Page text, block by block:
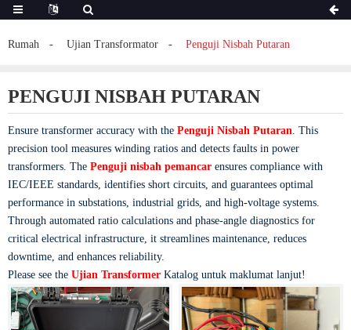
Rumah Ujian Transformator Penguji Nisbah Putaran
PENGUJI NISBAH PUTARAN
Ensure transformer accuracy with the Penguji Nisbah Putaran. This
precision tool measures winding ratios and detects faults in power
transformers. The Penguji nisbah pemancar ensures compliance with
IEC/IEEE standards, identifies short circuits, and guarantees optimal
performance in substations, industrial grids, and high-voltage systems.
Through automated ratio calculations and phase-angle diagnostics for
critical electrical infrastructure, it streamlines maintenance, reduces
downtime, and enhances reliability.
Please see the Ujian Transformer Katalog untuk maklumat lanjut!